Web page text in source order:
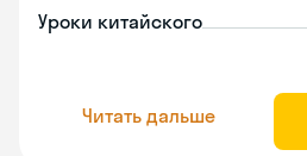
Уроки китайского
Читать дальше